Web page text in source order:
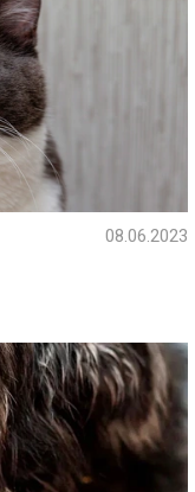
08.06.2023